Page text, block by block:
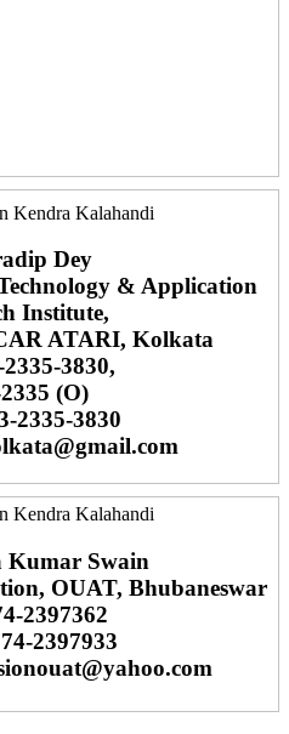
Dey
& Application
Institute,
ATARI, Kolkata
3830,
(O)
2335-3830
Kumar Swain
OUAT, Bhubaneswar
2397362
2397933